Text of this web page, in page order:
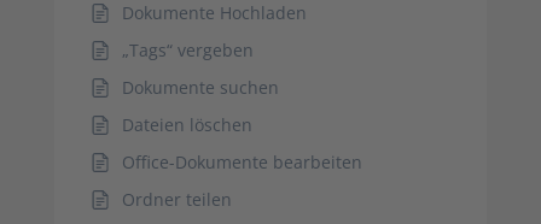
Dokumente Hochladen
„Tags“ vergeben
Dokumente suchen
Dateien löschen
Office-Dokumente bearbeiten
Ordner teilen